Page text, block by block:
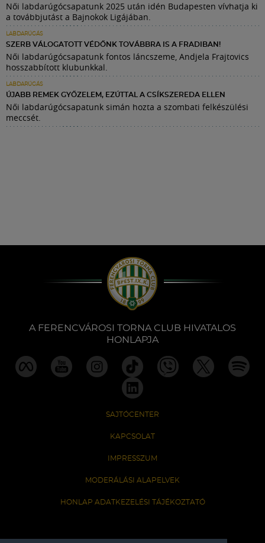
Női labdarúgócsapatunk 2025 után idén Budapesten vívhatja ki
a továbbjutást a Bajnokok Ligájában.
LABDARÚGÁS
SZERB VÁLOGATOTT VÉDŐNK TOVÁBBRA IS A FRADIBAN!
Női labdarúgócsapatunk fontos láncszeme, Andjela Frajtovics
hosszabbított klubunkkal.
LABDARÚGÁS
ÚJABB REMEK GYŐZELEM, EZÚTTAL A CSÍKSZEREDA ELLEN
Női labdarúgócsapatunk simán hozta a szombati felkészülési
meccsét.
A FERENCVÁROSI TORNA CLUB HIVATALOS
HONLAPJA
SAJTÓCENTER
KAPCSOLAT
IMPRESSZUM
MODERÁLÁSI ALAPELVEK
HONLAP ADATKEZELÉSI TÁJÉKOZTATÓ